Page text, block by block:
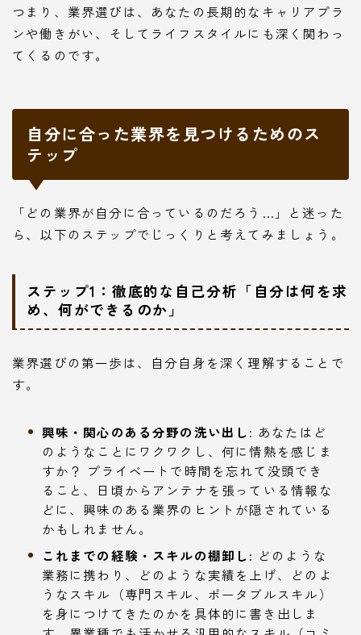
つまり、業界選びは、あなたの長期的なキャリアプラ
ンや働きがい、そしてライフスタイルにも深く関わっ
てくるのです。
自分に合った業界を見つけるためのス
テップ
「どの業界が自分に合っているのだろう…」と迷った
ら、以下のステップでじっくりと考えてみましょう。
ステップ1：徹底的な自己分析「自分は何を求
め、何ができるのか」
業界選びの第一歩は、自分自身を深く理解することで
す。
興味・関心のある分野の洗い出し: あなたはど
のようなことにワクワクし、何に情熱を感じま
すか？ プライベートで時間を忘れて没頭でき
ること、日頃からアンテナを張っている情報な
どに、興味のある業界のヒントが隠されている
かもしれません。
これまでの経験・スキルの棚卸し: どのような
業務に携わり、どのような実績を上げ、どのよ
うなスキル（専門スキル、ポータブルスキル）
を身につけてきたのかを具体的に書き出しま